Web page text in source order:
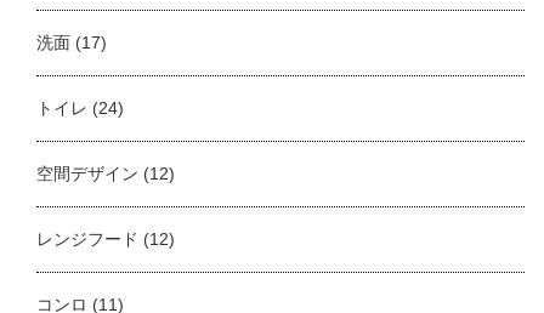
洗面 (17)
トイレ (24)
空間デザイン (12)
レンジフード (12)
コンロ (11)